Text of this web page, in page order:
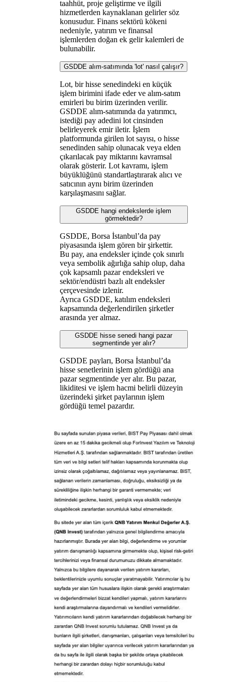
taahhüt, proje geliştirme ve ilgili
hizmetlerden kaynaklanan gelirler söz
konusudur. Finans sektörü kökeni
nedeniyle, yatırım ve finansal
işlemlerden doğan ek gelir kalemleri de
bulunabilir.
GSDDE alım-satımında 'lot' nasıl çalışır?
Lot, bir hisse senedindeki en küçük
işlem birimini ifade eder ve alım-satım
emirleri bu birim üzerinden verilir.
GSDDE alım-satımında da yatırımcı,
istediği pay adedini lot cinsinden
belirleyerek emir iletir. İşlem
platformunda girilen lot sayısı, o hisse
senedinden sahip olunacak veya elden
çıkarılacak pay miktarını kavramsal
olarak gösterir. Lot kavramı, işlem
büyüklüğünü standartlaştırarak alıcı ve
satıcının aynı birim üzerinden
karşılaşmasını sağlar.
GSDDE hangi endekslerde işlem
görmektedir?
GSDDE, Borsa İstanbul’da pay
piyasasında işlem gören bir şirkettir.
Bu pay, ana endeksler içinde çok sınırlı
veya sembolik ağırlığa sahip olup, daha
çok kapsamlı pazar endeksleri ve
sektör/endüstri bazlı alt endeksler
çerçevesinde izlenir.
Ayrıca GSDDE, katılım endeksleri
kapsamında değerlendirilen şirketler
arasında yer almaz.
GSDDE hisse senedi hangi pazar
segmentinde yer alır?
GSDDE payları, Borsa İstanbul’da
hisse senetlerinin işlem gördüğü ana
pazar segmentinde yer alır. Bu pazar,
likiditesi ve işlem hacmi belirli düzeyin
üzerindeki şirket paylarının işlem
gördüğü temel pazardır.